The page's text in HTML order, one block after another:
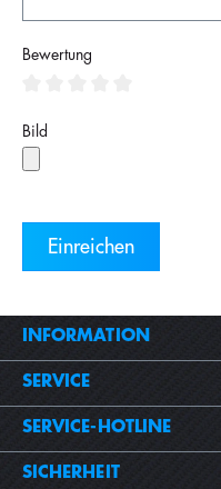
Bewertung
Bild
INFORMATION
SERVICE
SERVICE-HOTLINE
SICHERHEIT